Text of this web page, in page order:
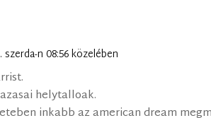
szerda-n 08:56 közelében
helytalloak.
inkabb az american dream